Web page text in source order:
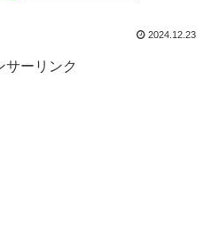
2024.12.23
サーリンク